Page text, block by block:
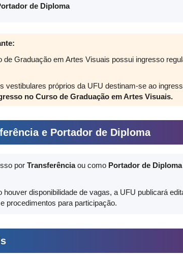
de Diploma
de Graduação em Artes Visuais possui ingresso
vestibulares próprios da UFU destinam-se ao
no Curso de Graduação em Artes Visuais.
e Portador de Diploma
por Transferênciaou como Portador de Diploma
houver disponibilidade de vagas, a UFU publicará
procedimentos para participação.